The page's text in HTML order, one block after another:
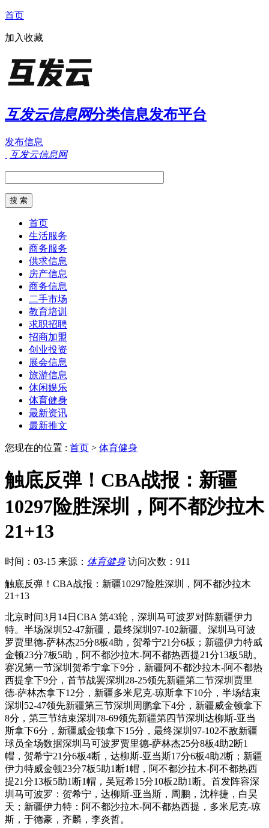
首页
加入收藏
互发云信息网分类信息发布平台
发布信息
互发云信息网
首页
生活服务
商务服务
供求信息
房产信息
商务信息
二手市场
教育培训
求职招聘
招商加盟
创业投资
展会信息
旅游信息
休闲娱乐
体育健身
最新资讯
最新推文
您现在的位置 : 首页 > 体育健身
触底反弹！CBA战报：新疆
10297险胜深圳，阿不都沙拉木
21+13
时间：03-15 来源： 体育健身 访问次数：911
触底反弹！CBA战报：新疆10297险胜深圳，阿不都沙拉木
21+13
北京时间3月14日CBA 第43轮，深圳马可波罗对阵新疆伊力
特。半场深圳52-47新疆，最终深圳97-102新疆。深圳马可波
罗贾里德-萨林杰25分8板4助，贺希宁21分6板；新疆伊力特威
金顿23分7板5助，阿不都沙拉木-阿不都热西提21分13板5助。
赛况第一节深圳贺希宁拿下9分，新疆阿不都沙拉木-阿不都热
西提拿下9分，首节战罢深圳28-25领先新疆第二节深圳贾里
德-萨林杰拿下12分，新疆多米尼克-琼斯拿下10分，半场结束
深圳52-47领先新疆第三节深圳周鹏拿下4分，新疆威金顿拿下
8分，第三节结束深圳78-69领先新疆第四节深圳达柳斯-亚当
斯拿下6分，新疆威金顿拿下15分，最终深圳97-102不敌新疆
球员全场数据深圳马可波罗贾里德-萨林杰25分8板4助2断1
帽，贺希宁21分6板4断，达柳斯-亚当斯17分6板4助2断；新疆
伊力特威金顿23分7板5助1断1帽，阿不都沙拉木-阿不都热西
提21分13板5助1断1帽，吴冠希15分10板2助1断。首发阵容深
圳马可波罗：贺希宁，达柳斯-亚当斯，周鹏，沈梓捷，白昊
天；新疆伊力特：阿不都沙拉木-阿不都热西提，多米尼克-琼
斯，于德豪，齐麟，李炎哲。